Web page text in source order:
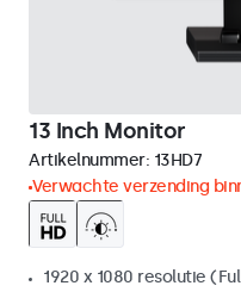
13 Inch Monitor
Artikelnummer: 13HD7
Verwachte verzending
1920 x 1080 resolutie